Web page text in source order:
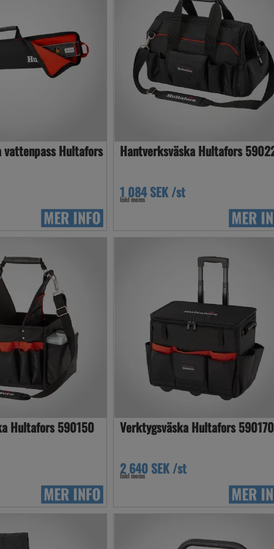
vattenpass Hultafors Hantverksväska Hultafors
1 084 SEK /st
Inkl moms
Hultafors 590150 Verktygsväska Hultafors 590170
2 640 SEK /st
Inkl moms